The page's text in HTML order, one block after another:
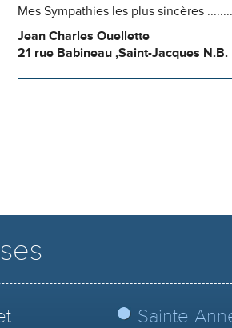
Mes Sympathies les plus sincères ........
Jean Charles Ouellette
21 rue Babineau ,Saint-Jacques N.B.
Sainte-